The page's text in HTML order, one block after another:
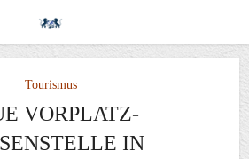
Tourismus
VORPLATZ-
IN S